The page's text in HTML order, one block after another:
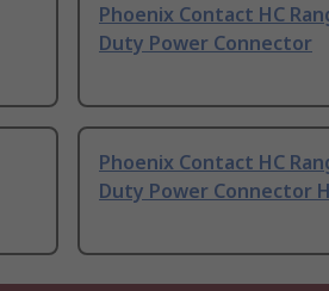
Phoenix Contact HC
Duty Power Connector
Phoenix Contact HC
Duty Power Connector